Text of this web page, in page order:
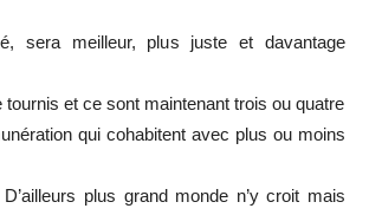
sera meilleur, plus juste et davantage
tournis et ce sont maintenant trois ou quatre
qui cohabitent avec plus ou moins
D’ailleurs plus grand monde n’y croit mais